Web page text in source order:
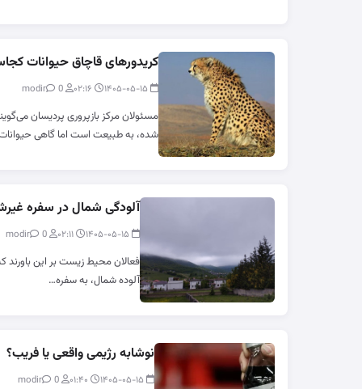
کریدورهای قاچاق حیوانات
modir
0
مسئولان مرکز بازپروری پردیسان
شده، به طبیعت است اما گاهی
آلودگی شمال در سفره
۱۴۰۵-۰۵-۱۵ ۰۲:۱۱ modir
0
فعالان محیط زیست بر این باورند
آلوده شمال، به سفره…
نوشابه رژیمی واقعی یا فریب؟
۱۴۰۵-۰۵-۱۵ ۰۱:۴۰ modir
0